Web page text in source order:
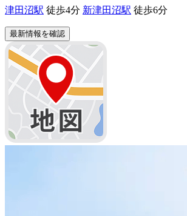
津田沼駅 徒歩4分 新津田沼駅 徒歩6分
最新情報を確認